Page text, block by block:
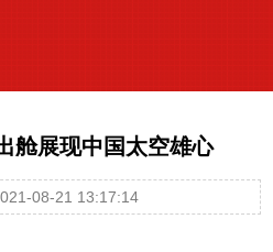
舱展现中国太空雄心
08-21 13:17:14